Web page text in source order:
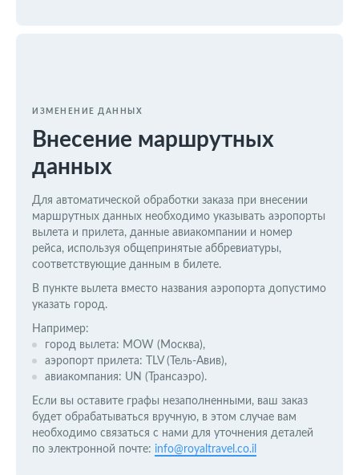
ИЗМЕНЕНИЕ ДАННЫХ
Внесение маршрутных
данных
Для автоматической обработки заказа при внесении
маршрутных данных необходимо указывать аэропорты
вылета и прилета, данные авиакомпании и номер
рейса, используя общепринятые аббревиатуры,
соответствующие данным в билете.
В пункте вылета вместо названия аэропорта допустимо
указать город.
Например:
город вылета: MOW (Москва),
аэропорт прилета: TLV (Тель-Авив),
авиакомпания: UN (Трансаэро).
Если вы оставите графы незаполненными, ваш заказ
будет обрабатываться вручную, в этом случае вам
необходимо связаться с нами для уточнения деталей
по электронной почте: info@royaltravel.co.il